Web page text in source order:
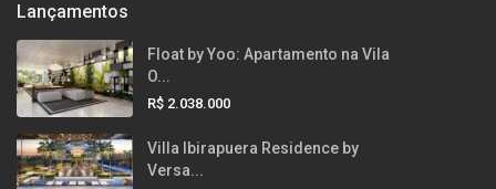
Lançamentos
Float by Yoo: Apartamento na Vila
O...
R$ 2.038.000
Villa Ibirapuera Residence by
Versa...